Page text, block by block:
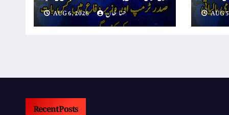
AUG 6, 2026
حنا خان
AUG
Recent Posts